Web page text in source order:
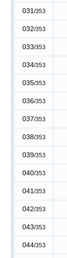
031 /353
032/353
033/353
034/353
035/353
036/353
037/353
038/353
039/353
040/353
041 /353
042/353
043/353
044/353